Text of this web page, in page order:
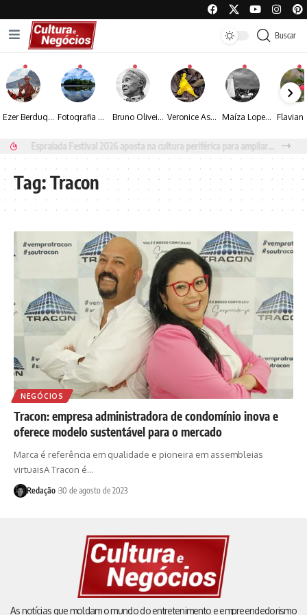
Buscar
Ezer Berdugo transforma experiências multiculturais e memórias em narrativas visuais por meio da fotografia Fotografia de Fátima Carlini transforma paisagens naturais em experiências de contemplação Bruno Oliveira retrata o cotidiano urbano por meio da fotografia em preto e branco Veronice Assini Saes transforma a natureza em fotografias marcadas pela sensibilidade Maíza Lopes transforma cultura popular baiana em narrativas fotográficas
Espraiada Festival 2026 aposta na cultura periférica para ampliar oportunidades na zona sul
Tag:Tracon
NEGÓCIOS
Tracon: empresa administradora de condomínio inova e
oferece modelo sustentável para o mercado
Marca é referência em qualidade e pioneira em assembleias
virtuaisA Tracon é…
Redação 30 de agosto de 2023
As notícias que moldam o mundo do entretenimento e empreendedorismo